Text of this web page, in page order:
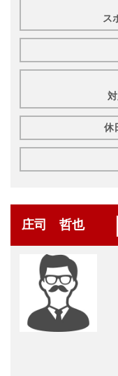
ス
休
庄司 哲也